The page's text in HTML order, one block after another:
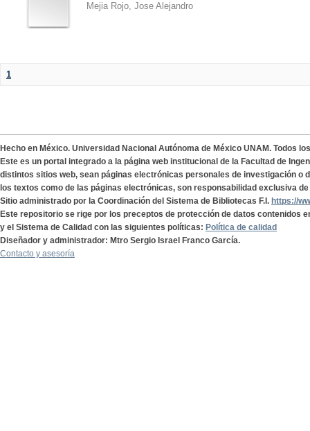
Mejia Rojo, Jose Alejandro
1
Hecho en México. Universidad Nacional Autónoma de México UNAM. Todos
Este es un portal integrado a la página web institucional de la Facultad de
distintos sitios web, sean páginas electrónicas personales de investigación o
los textos como de las páginas electrónicas, son responsabilidad exclusiva
Sitio administrado por la Coordinación del Sistema de Bibliotecas F.I. https://
Este repositorio se rige por los preceptos de protección de datos contenidos
y el Sistema de Calidad con las siguientes políticas: Política de calidad
Diseñador y administrador: Mtro Sergio Israel Franco García.
Contacto y asesoría